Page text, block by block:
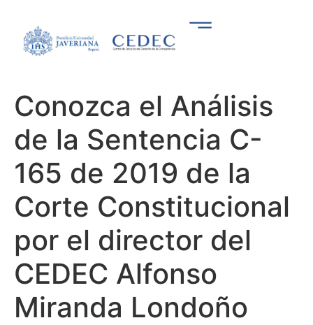
Conozca el Análisis
de la Sentencia C-
165 de 2019 de la
Corte Constitucional
por el director del
CEDEC Alfonso
Miranda Londoño